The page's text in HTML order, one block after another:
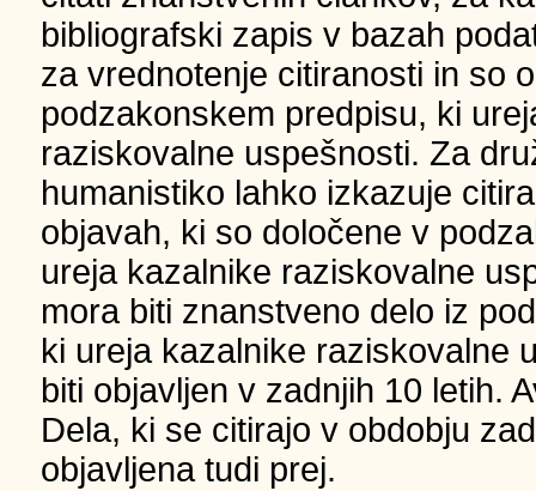
bibliografski zapis v bazah
za vrednotenje citiranosti in so
podzakonskem predpisu, ki
raziskovalne uspešnosti. Za
humanistiko lahko izkazuje
objavah, ki so določene v
ureja kazalnike raziskovalne
mora biti znanstveno delo iz
ki ureja kazalnike raziskovalne
biti objavljen v zadnjih 10 letih.
Dela, ki se citirajo v obdobju
objavljena tudi prej.